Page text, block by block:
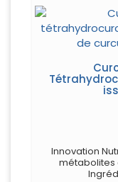
Innovation
métabolites